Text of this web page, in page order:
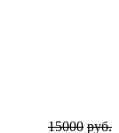
15000 руб.